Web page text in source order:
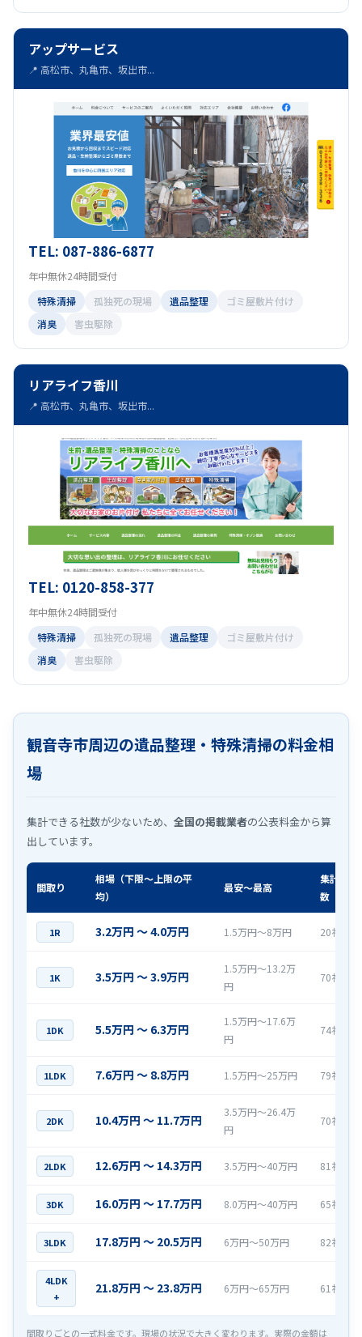
アップサービス
📍 高松市、丸亀市、坂出市...
TEL: 087-886-6877
年中無休24時間受付
特殊清掃
孤独死の現場 遺品整理
ゴミ屋敷片付け
消臭
害虫駆除
リアライフ香川
📍 高松市、丸亀市、坂出市...
TEL: 0120-858-377
年中無休24時間受付
特殊清掃
孤独死の現場 遺品整理
ゴミ屋敷片付け
消臭
害虫駆除
観音寺市周辺の遺品整理・特殊清掃の料金相
場
集計できる社数が少ないため、 全国の掲載業者の公表料金から算
出しています。
間取り
相場（下限〜上限の平
均）
最安〜最高
集計社
数
1R 3.2万円 〜 4.0万円 1.5万円〜8万円 20社
1K 3.5万円 〜 3.9万円
1.5万円〜13.2万
円
70社
1DK 5.5万円 〜 6.3万円
1.5万円〜17.6万
円
74社
1LDK 7.6万円 〜 8.8万円 1.5万円〜25万円 79社
2DK 10.4万円 〜 11.7万円
3.5万円〜26.4万
円
70社
2LDK 12.6万円 〜 14.3万円 3.5万円〜40万円 81社
3DK 16.0万円 〜 17.7万円 8.0万円〜40万円 65社
3LDK 17.8万円 〜 20.5万円 6万円〜50万円 82社
4LDK
+
21.8万円 〜 23.8万円 6万円〜65万円 61社
間取りごとの一式料金です。現場の状況で大きく変わります。実際の金額は